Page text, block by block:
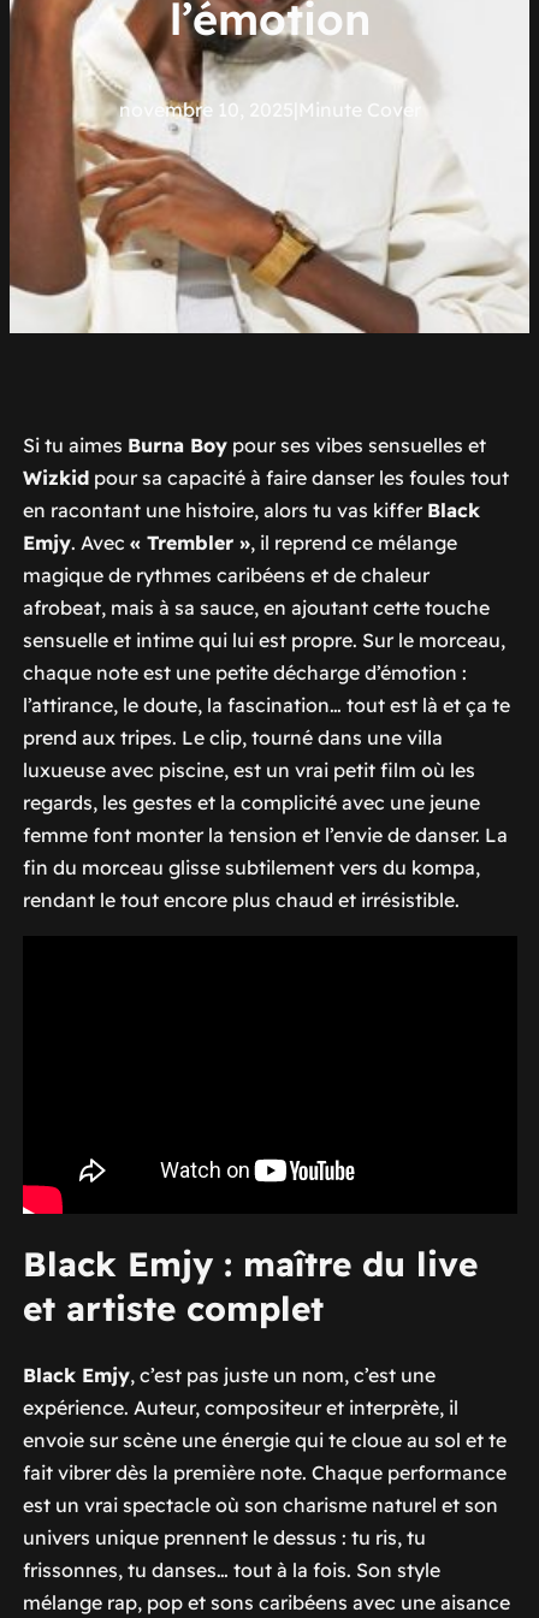
l’émotion
novembre 10, 2025 Minute Cover
Si tu aimes Burna Boypour ses vibes sensuelles et
Wizkidpour sa capacité à faire danser les foules tout
en racontant une histoire, alors tu vas kiffer Black
Emjy. Avec « Trembler », il reprend ce mélange
magique de rythmes caribéens et de chaleur
afrobeat, mais à sa sauce, en ajoutant cette touche
sensuelle et intime qui lui est propre. Sur le morceau,
chaque note est une petite décharge d’émotion :
l’attirance, le doute, la fascination… tout est là et ça te
prend aux tripes. Le clip, tourné dans une villa
luxueuse avec piscine, est un vrai petit film où les
regards, les gestes et la complicité avec une jeune
femme font monter la tension et l’envie de danser. La
fin du morceau glisse subtilement vers du kompa,
rendant le tout encore plus chaud et irrésistible.
Black Emjy : maître du live
et artiste complet
Black Emjy, c’est pas juste un nom, c’est une
expérience. Auteur, compositeur et interprète, il
envoie sur scène une énergie qui te cloue au sol et te
fait vibrer dès la première note. Chaque performance
est un vrai spectacle où son charisme naturel et son
univers unique prennent le dessus : tu ris, tu
frissonnes, tu danses… tout à la fois. Son style
mélange rap, pop et sons caribéens avec une aisance